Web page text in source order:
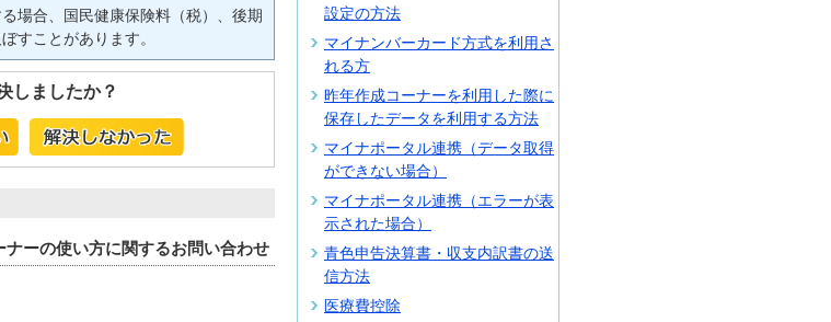
場合、国民健康保険料（税）、後期
すことがあります。
しましたか？
ーの使い方に関するお問い合わせ
設定の方法
マイナンバーカード方式を利用さ
れる方
昨年作成コーナーを利用した際に
保存したデータを利用する方法
マイナポータル連携（データ取得
ができない場合）
マイナポータル連携（エラーが表
示された場合）
青色申告決算書・収支内訳書の送
信方法
医療費控除